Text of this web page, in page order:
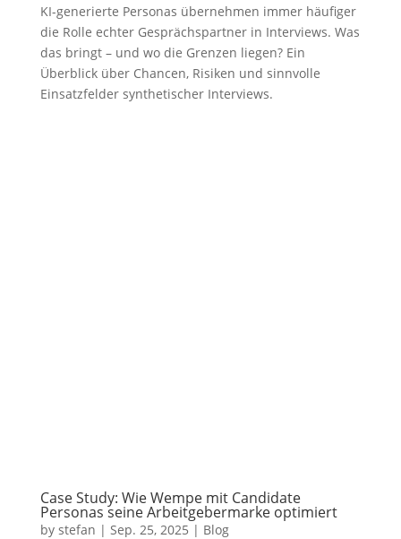
KI-generierte Personas übernehmen immer häufiger
die Rolle echter Gesprächspartner in Interviews. Was
das bringt – und wo die Grenzen liegen? Ein
Überblick über Chancen, Risiken und sinnvolle
Einsatzfelder synthetischer Interviews.
Case Study: Wie Wempe mit Candidate
Personas seine Arbeitgebermarke optimiert
by stefan | Sep. 25, 2025 | Blog